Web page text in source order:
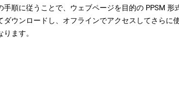
手順に従うことで、ウェブページを目的の PPSM 形
ダウンロードし、オフラインでアクセスしてさらに
ります。